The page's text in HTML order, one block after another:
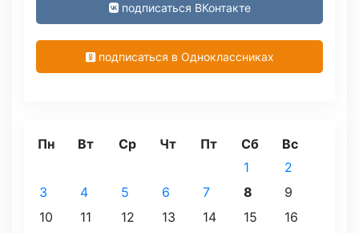
подписаться ВКонтакте
подписаться в Одноклассниках
Пн Вт Ср Чт Пт Сб Вс
1
2
3
4 5 6 7 8
9
10
11 12 13 14 15
16